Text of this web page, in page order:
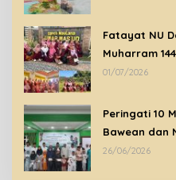
Fatayat NU
Muharram
Syiar Islam
01/07/2026
Peringati 10
Bawean dan
Bawean
26/06/2026